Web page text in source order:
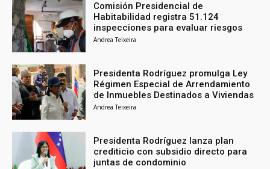
Comisión Presidencial de
Habitabilidad registra 51.124
inspecciones para evaluar riesgos
Andrea Teixeira
Presidenta Rodríguez promulga Ley
Régimen Especial de Arrendamiento
de Inmuebles Destinados a Viviendas
Andrea Teixeira
Presidenta Rodríguez lanza plan
crediticio con subsidio directo para
juntas de condominio